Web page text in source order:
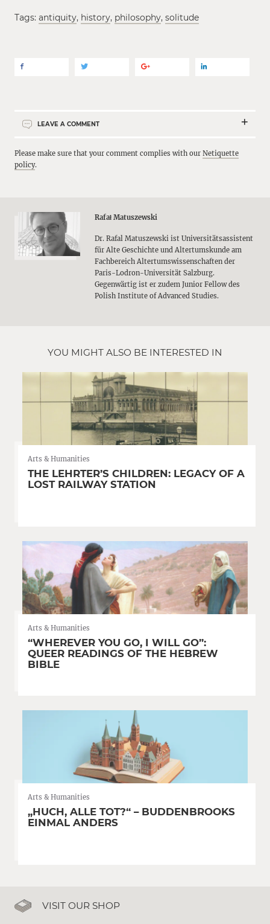
Tags: antiquity, history, philosophy, solitude
LEAVE A COMMENT
Please make sure that your comment complies with our Netiquette
policy.
Rafał Matuszewski
Dr. Rafal Matuszewski ist Universitätsassistent
für Alte Geschichte und Altertumskunde am
Fachbereich Altertumswissenschaften der
Paris-Lodron-Universität Salzburg.
Gegenwärtig ist er zudem Junior Fellow des
Polish Institute of Advanced Studies.
YOU MIGHT ALSO BE INTERESTED IN
Arts & Humanities
THE LEHRTER’S CHILDREN: LEGACY OF A
LOST RAILWAY STATION
Arts & Humanities
“WHEREVER YOU GO, I WILL GO”:
QUEER READINGS OF THE HEBREW
BIBLE
Arts & Humanities
„HUCH, ALLE TOT?“ – BUDDENBROOKS
EINMAL ANDERS
VISIT OUR SHOP